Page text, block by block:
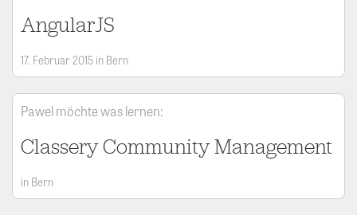
AngularJS
17. Februar 2015 in Bern
Pawel möchte was lernen:
Classery Community Management
in Bern